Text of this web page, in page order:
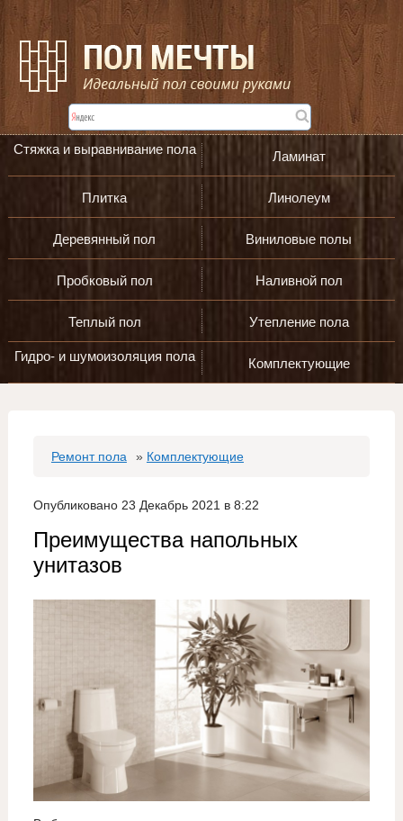
Стяжка и выравнивание пола Ламинат
Плитка Линолеум
Деревянный пол Виниловые полы
Пробковый пол Наливной пол
Теплый пол Утепление пола
Гидро- и шумоизоляция пола Комплектующие
Ремонт пола » Комплектующие
Опубликовано 23 Декабрь 2021 в 8:22
Преимущества напольных
унитазов